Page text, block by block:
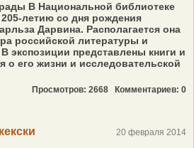
В Национальной библиотеке
летию со дня рождения
Дарвина. Располагается она
российской литературы и
экспозиции представлены книги и
о его жизни и исследовательской
Просмотров: 2668 Комментариев: 0
20 февраля 2014